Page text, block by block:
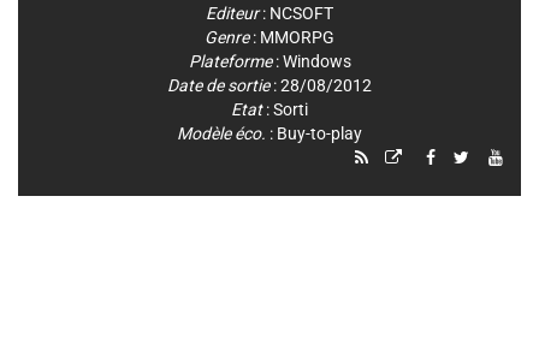
Editeur: NCSOFT
Genre: MMORPG
Plateforme:Windows
Date de sortie: 28/08/2012
Etat: Sorti
Modèle éco. : Buy-to-play